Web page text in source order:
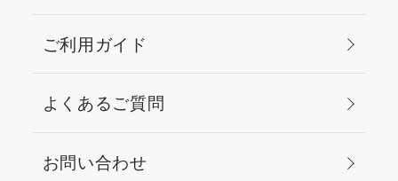
すいピンクメイクなの
で、是非皆さまもお試し
ください！ 最後までご覧
いただきありがとうござ
いました☺️
ご利用ガイド
よくあるご質問
お問い合わせ